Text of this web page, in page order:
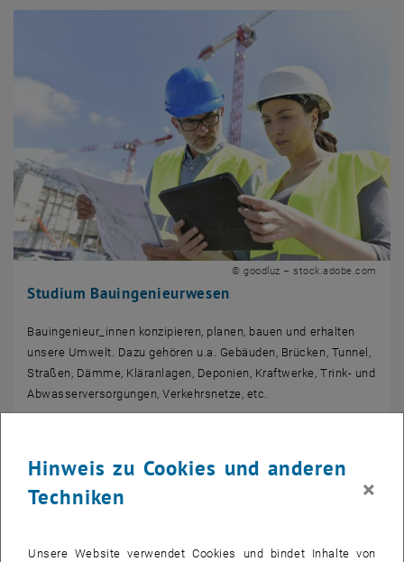
Studium Bauingenieurwesen
© goodluz – stock.adobe.com
Bauingenieur_innen konzipieren, planen, bauen und erhalten
unsere Umwelt. Dazu gehören u.a. Gebäuden, Brücken, Tunnel,
Straßen, Dämme, Kläranlagen, Deponien, Kraftwerke, Trink- und
Abwasserversorgungen, Verkehrsnetze, etc.
Hinweis zu Cookies und anderen
Techniken
×
Unsere Website verwendet Cookies und bindet Inhalte von